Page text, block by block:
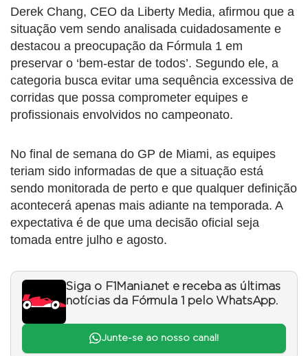
Derek Chang, CEO da Liberty Media, afirmou que a
situação vem sendo analisada cuidadosamente e
destacou a preocupação da Fórmula 1 em
preservar o ‘bem-estar de todos’. Segundo ele, a
categoria busca evitar uma sequência excessiva de
corridas que possa comprometer equipes e
profissionais envolvidos no campeonato.
No final de semana do GP de Miami, as equipes
teriam sido informadas de que a situação está
sendo monitorada de perto e que qualquer definição
acontecerá apenas mais adiante na temporada. A
expectativa é de que uma decisão oficial seja
tomada entre julho e agosto.
Siga o F1Mania.net e receba as últimas
notícias da Fórmula 1 pelo WhatsApp.
Junte-se ao nosso canal!